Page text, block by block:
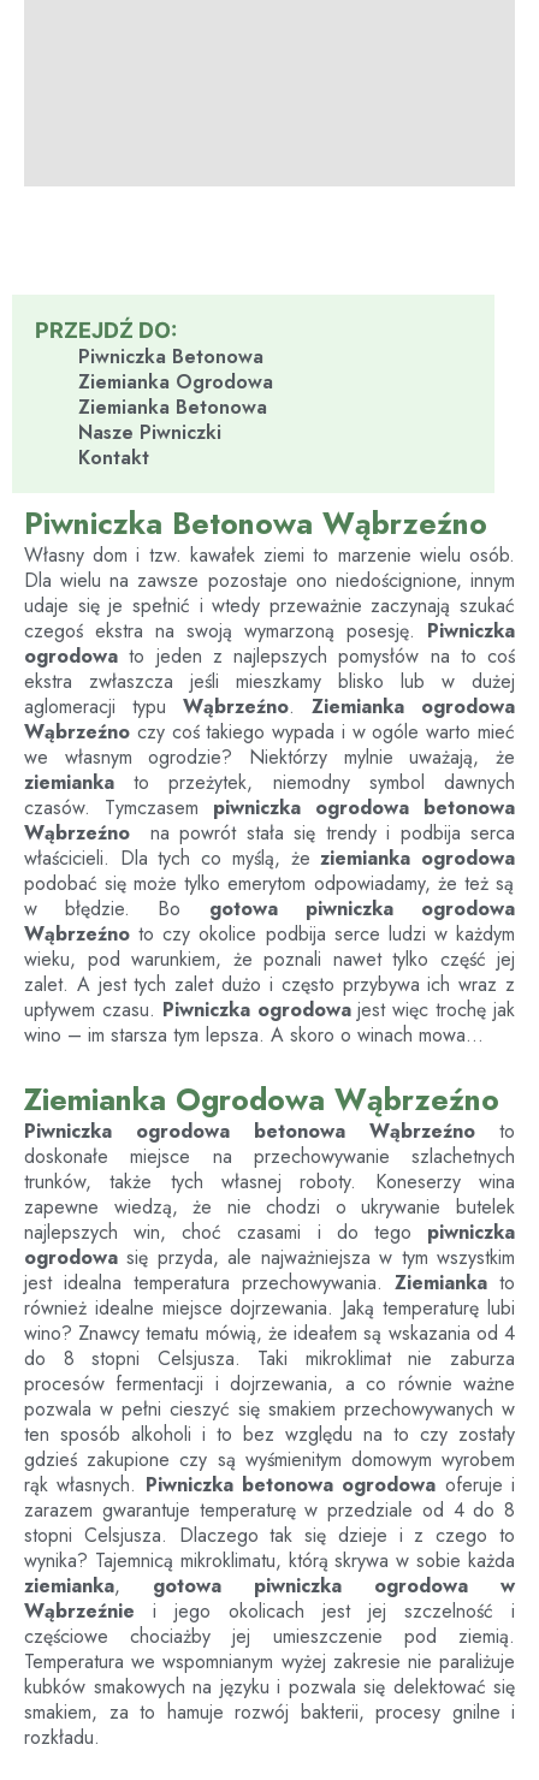
PRZEJDŹ DO:
Piwniczka Betonowa
Ziemianka Ogrodowa
Ziemianka Betonowa
Nasze Piwniczki
Kontakt
Piwniczka Betonowa Wąbrzeźno
Własny dom i tzw. kawałek ziemi to marzenie wielu osób.
Dla wielu na zawsze pozostaje ono niedoścignione, innym
udaje się je spełnić i wtedy przeważnie zaczynają szukać
czegoś ekstra na swoją wymarzoną posesję. Piwniczka
ogrodowa to jeden z najlepszych pomysłów na to coś
ekstra zwłaszcza jeśli mieszkamy blisko lub w dużej
aglomeracji typu Wąbrzeźno. Ziemianka ogrodowa
Wąbrzeźno czy coś takiego wypada i w ogóle warto mieć
we własnym ogrodzie? Niektórzy mylnie uważają, że
ziemianka to przeżytek, niemodny symbol dawnych
czasów. Tymczasem piwniczka ogrodowa betonowa
Wąbrzeźno
na powrót stała się trendy i podbija serca
właścicieli. Dla tych co myślą, żeziemianka ogrodowa
podobać się może tylko emerytom odpowiadamy, że też są
w błędzie. Bo gotowa piwniczka ogrodowa
Wąbrzeźnoto czy okolice podbija serce ludzi w każdym
wieku, pod warunkiem, że poznali nawet tylko część jej
zalet. A jest tych zalet dużo i często przybywa ich wraz z
upływem czasu. Piwniczka ogrodowajest więc trochę jak
wino – im starsza tym lepsza. A skoro o winach mowa…
Ziemianka Ogrodowa Wąbrzeźno
Piwniczka ogrodowa betonowa Wąbrzeźno to
doskonałe miejsce na przechowywanie szlachetnych
trunków, także tych własnej roboty. Koneserzy wina
zapewne wiedzą, że nie chodzi o ukrywanie butelek
najlepszych win, choć czasami i do tego piwniczka
ogrodowa się przyda, ale najważniejsza w tym wszystkim
jest idealna temperatura przechowywania. Ziemianka to
również idealne miejsce dojrzewania. Jaką temperaturę lubi
wino? Znawcy tematu mówią, że ideałem są wskazania od 4
do 8 stopni Celsjusza. Taki mikroklimat nie zaburza
procesów fermentacji i dojrzewania, a co równie ważne
pozwala w pełni cieszyć się smakiem przechowywanych w
ten sposób alkoholi i to bez względu na to czy zostały
gdzieś zakupione czy są wyśmienitym domowym wyrobem
rąk własnych. Piwniczka betonowa ogrodowa oferuje i
zarazem gwarantuje temperaturę w przedziale od 4 do 8
stopni Celsjusza. Dlaczego tak się dzieje i z czego to
wynika? Tajemnicą mikroklimatu, którą skrywa w sobie każda
ziemianka, gotowa piwniczka ogrodowa
w
Wąbrzeźnie i jego okolicach jest jej szczelność i
częściowe chociażby jej umieszczenie pod ziemią.
Temperatura we wspomnianym wyżej zakresie nie paraliżuje
kubków smakowych na języku i pozwala się delektować się
smakiem, za to hamuje rozwój bakterii, procesy gnilne i
rozkładu.